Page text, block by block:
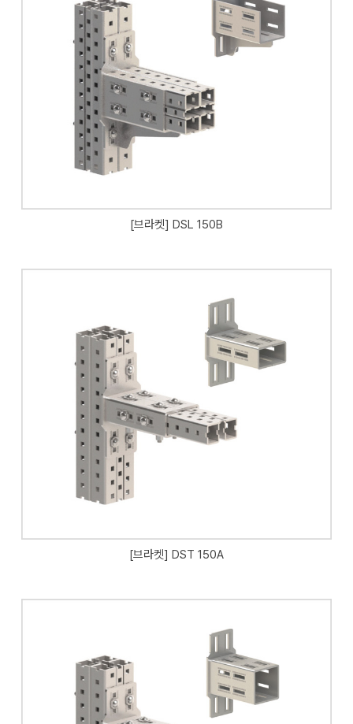
[브라켓] DSL 150B
[브라켓] DST 150A